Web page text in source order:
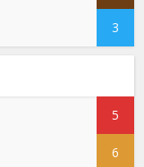
3
5
6